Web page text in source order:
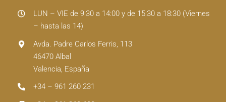
LUN – VIE de 9:30 a 14:00 y de 15:30 a 18:30 (Viernes
– hasta las 14)
Avda. Padre Carlos Ferris, 113
46470 Albal
Valencia, España
+34 – 961 260 231